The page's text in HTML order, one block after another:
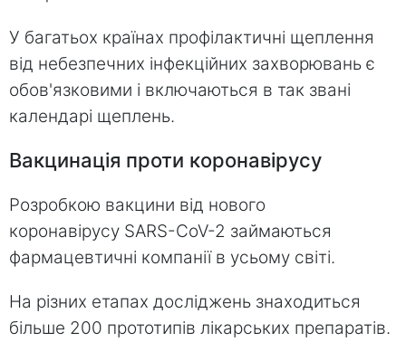
У багатьох країнах профілактичні щеплення
від небезпечних інфекційних захворювань є
обов'язковими і включаються в так звані
календарі щеплень.
Вакцинація проти коронавірусу
Розробкою вакцини від нового
коронавірусу SARS-CoV-2 займаються
фармацевтичні компанії в усьому світі.
На різних етапах досліджень знаходиться
більше 200 прототипів лікарських препаратів.